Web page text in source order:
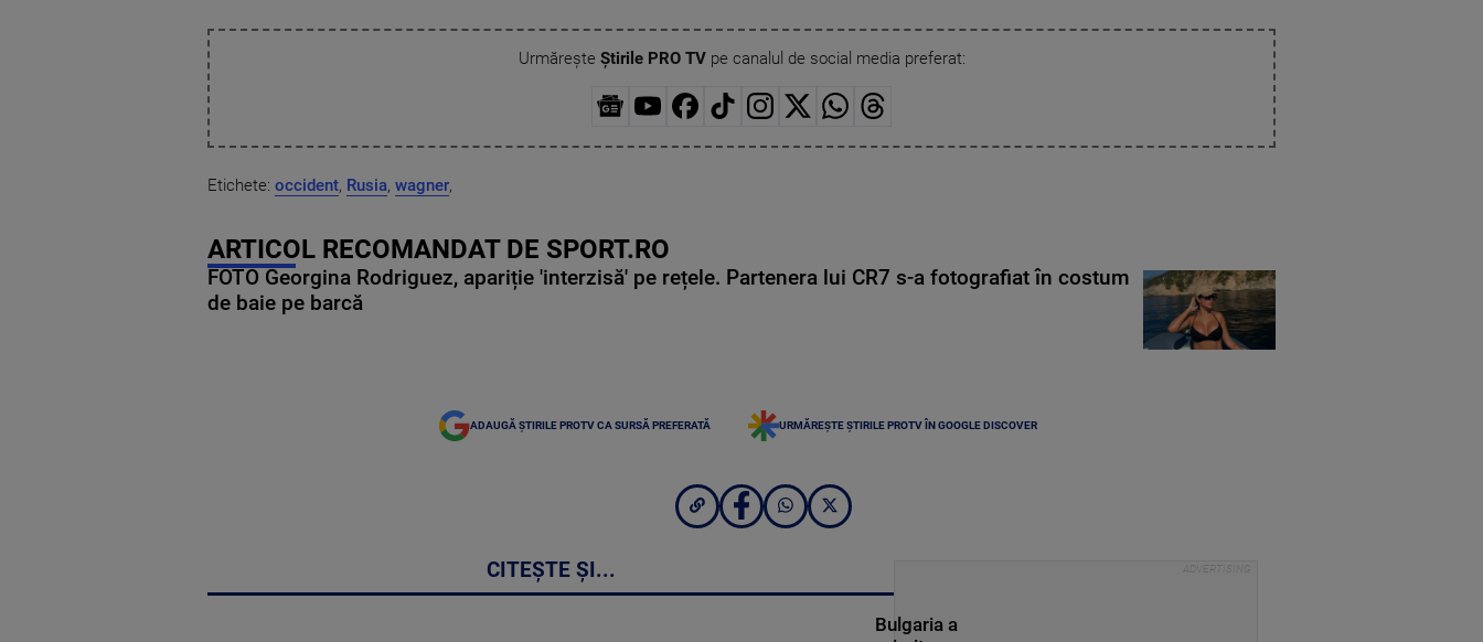
Urmărește Știrile PRO TVpe canalul de social media preferat:
Etichete: occident, Rusia, wagner,
ARTICOL RECOMANDAT DE SPORT.RO
FOTO Georgina Rodriguez, apariție 'interzisă' pe rețele. Partenera lui CR7 s-a fotografiat în costum
de baie pe barcă
ADAUGĂ ȘTIRILE PROTV CA SURSĂ PREFERATĂ URMĂREȘTE ȘTIRILE PROTV ÎN GOOGLE DISCOVER
CITEȘTE ȘI...
Bulgaria a